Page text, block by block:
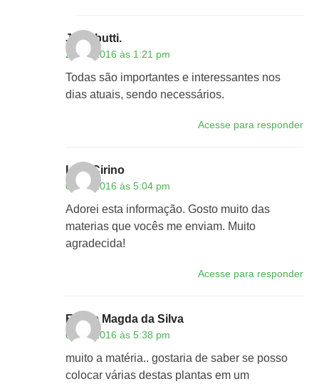
Jó Tabutti.
26/02/2016 às 1:21 pm
Todas são importantes e interessantes nos
dias atuais, sendo necessários.
Acesse para responder
Luci Cirino
05/03/2016 às 5:04 pm
Adorei esta informação. Gosto muito das
materias que vocês me enviam. Muito
agradecida!
Acesse para responder
Eliane Magda da Silva
07/03/2016 às 5:38 pm
muito a matéria.. gostaria de saber se posso
colocar várias destas plantas em um